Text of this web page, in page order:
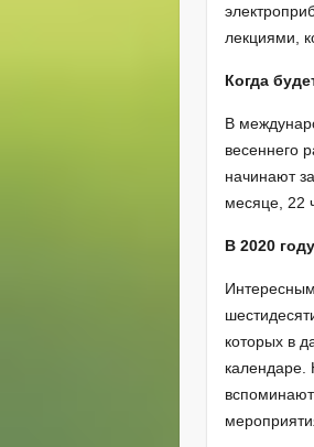
лекциями,
Когда
В
весеннего
начинают
месяце, 22
В 2020
которых в
календаре.